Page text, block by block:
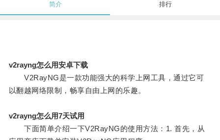
简介 排行
v2rayng怎么用安卓下载
V2RayNG是一款功能强大的科学上网工具，通过它可
以翻越网络限制，畅享自由上网的乐趣。
v2rayng怎么用7天试用
下面简单介绍一下V2RayNG的使用方法：1. 首先，从